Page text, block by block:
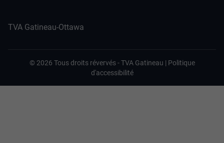
TVA Gatineau-Ottawa
© 2026 Tous droits révervés -TVA Gatineau | Politique
d'accessibilité